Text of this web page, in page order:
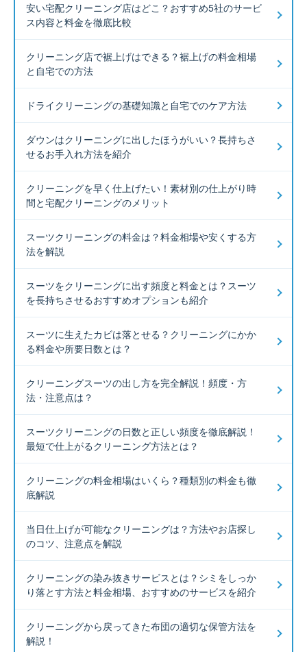
安い宅配クリーニング店はどこ？おすすめ5社のサービ
ス内容と料金を徹底比較
クリーニング店で裾上げはできる？裾上げの料金相場
と自宅での方法
ドライクリーニングの基礎知識と自宅でのケア方法
ダウンはクリーニングに出したほうがいい？長持ちさ
せるお手入れ方法を紹介
クリーニングを早く仕上げたい！素材別の仕上がり時
間と宅配クリーニングのメリット
スーツクリーニングの料金は？料金相場や安くする方
法を解説
スーツをクリーニングに出す頻度と料金とは？スーツ
を長持ちさせるおすすめオプションも紹介
スーツに生えたカビは落とせる？クリーニングにかか
る料金や所要日数とは？
クリーニングスーツの出し方を完全解説！頻度・方
法・注意点は？
スーツクリーニングの日数と正しい頻度を徹底解説！
最短で仕上がるクリーニング方法とは？
クリーニングの料金相場はいくら？種類別の料金も徹
底解説
当日仕上げが可能なクリーニングは？方法やお店探し
のコツ、注意点を解説
クリーニングの染み抜きサービスとは？シミをしっか
り落とす方法と料金相場、おすすめのサービスを紹介
クリーニングから戻ってきた布団の適切な保管方法を
解説！